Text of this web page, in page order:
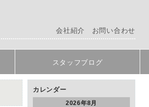
会社紹介 お問い合わせ
スタッフブログ
カレンダー
2026年8月